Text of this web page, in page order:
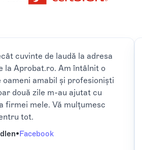
cuvinte de laudă la adresa
la Aprobat.ro. Am întâlnit o
oameni amabil și profesioniști
două zile m-au ajutat cu
firmei mele. Vă mulțumesc
tot.
•Facebook